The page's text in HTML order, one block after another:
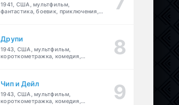
1941, США, мультфильм,
фантастика, боевик, приключения,
Друпи
1943, США, мультфильм,
короткометражка, комедия,
Чип и Дейл
1943, США, мультфильм,
короткометражка, комедия,